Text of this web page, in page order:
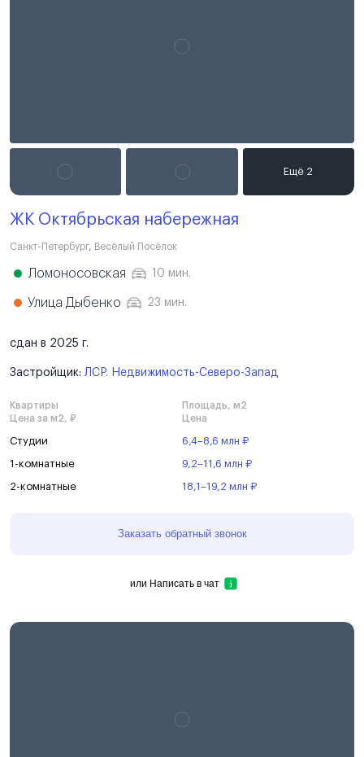
ЖК Октябрьская набережная
Санкт-Петербург, Весёлый Посёлок
Ломоносовская 10 мин.
Улица Дыбенко 23 мин.
сдан в 2025 г.
Застройщик:ЛСР. Недвижимость-Северо-Запад
Квартиры
Площадь, м2
Цена за м2, ₽
Цена
Студии 6,4–8,6 млн ₽
1-комнатные 9,2–11,6 млн ₽
2-комнатные 18,1–19,2 млн ₽
Заказать обратный звонок
или Написать в чат